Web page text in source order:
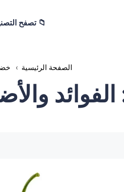
📁 تصفح
الصفحة الرئيسية ›